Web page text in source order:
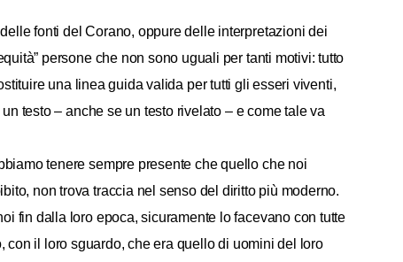
fonti del Corano, oppure delle interpretazioni dei
persone che non sono uguali per tanti motivi: tutto
una linea guida valida per tutti gli esseri viventi,
testo – anche se un testo rivelato – e come tale va
tenere sempre presente che quello che noi
non trova traccia nel senso del diritto più moderno.
fin dalla loro epoca, sicuramente lo facevano con tutte
il loro sguardo, che era quello di uomini del loro